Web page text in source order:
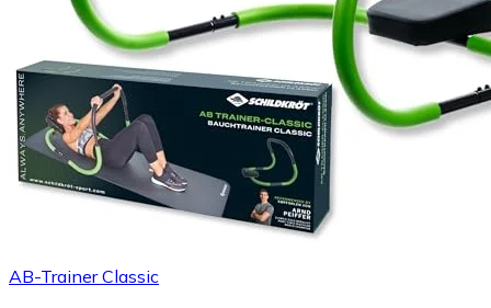
AB-Trainer Classic